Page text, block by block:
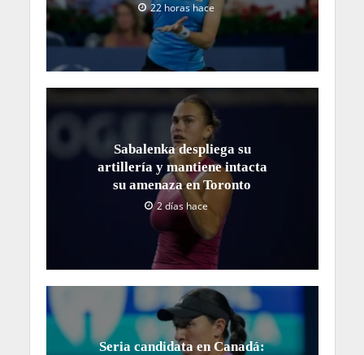
22 horas hace
Sabalenka despliega su
artillería y mantiene intacta
su amenaza en Toronto
2 días hace
Seria candidata en Canadá: